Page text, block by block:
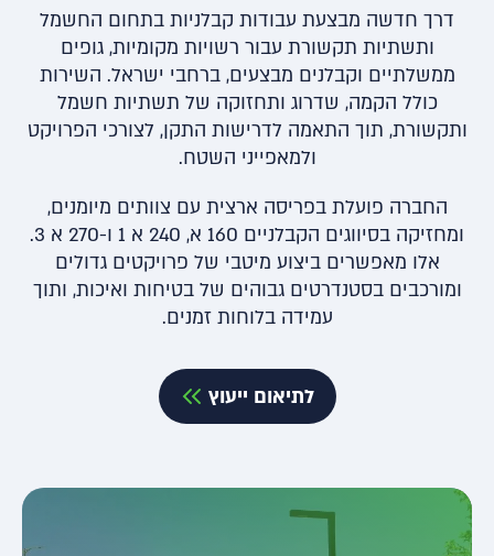
דרך חדשה מבצעת עבודות קבלניות בתחום החשמל
ותשתיות תקשורת עבור רשויות מקומיות, גופים
ממשלתיים וקבלנים מבצעים, ברחבי ישראל. השירות
כולל הקמה, שדרוג ותחזוקה של תשתיות חשמל
ותקשורת, תוך התאמה לדרישות התקן, לצורכי הפרויקט
ולמאפייני השטח.
החברה פועלת בפריסה ארצית עם צוותים מיומנים,
ומחזיקה בסיווגים הקבלניים 160 א, 240 א 1 ו-270 א 3.
אלו מאפשרים ביצוע מיטבי של פרויקטים גדולים
ומורכבים בסטנדרטים גבוהים של בטיחות ואיכות, ותוך
עמידה בלוחות זמנים.
לתיאום ייעוץ